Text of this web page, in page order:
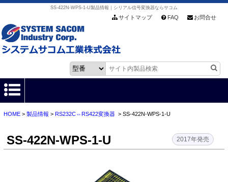
SS-422N-WPS-1-U製品情報｜シリアル信号変換器ならサコム
サイトマップ FAQ お問合せ
HOME
製品情報
HOME> 製品情報 > RS232C⇔RS422変換器> SS-422N-WPS-1-U
SS-422N-WPS-1-U 2017年発売